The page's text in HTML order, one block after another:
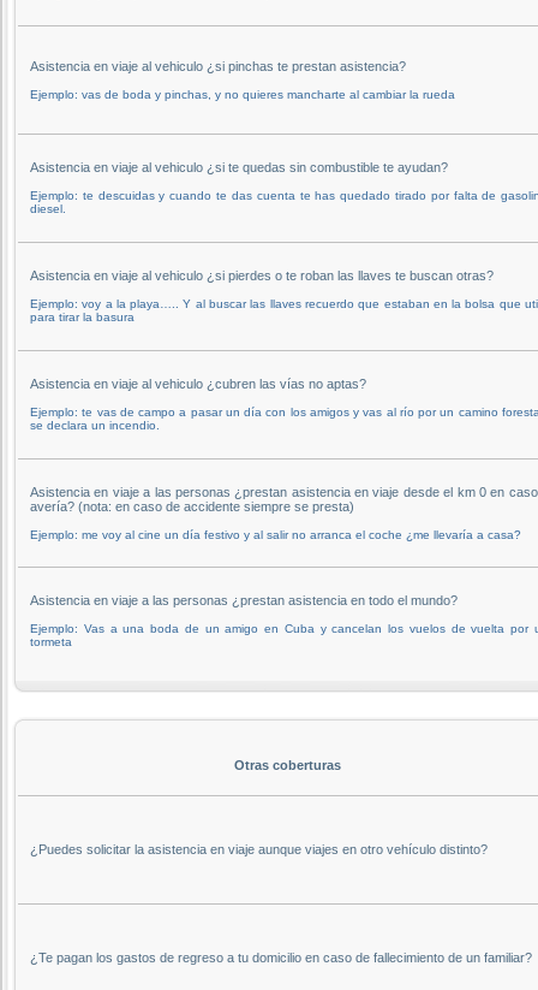
Asistencia en viaje al vehiculo ¿si pinchas te prestan asistencia?
Ejemplo: vas de boda y pinchas, y no quieres mancharte al cambiar la rueda
Asistencia en viaje al vehiculo ¿si te quedas sin combustible te ayudan?
Ejemplo: te descuidas y cuando te das cuenta te has quedado tirado por falta de
diesel.
Asistencia en viaje al vehiculo ¿si pierdes o te roban las llaves te buscan otras?
Ejemplo: voy a la playa….. Y al buscar las llaves recuerdo que estaban en la bolsa que
para tirar la basura
Asistencia en viaje al vehiculo ¿cubren las vías no aptas?
Ejemplo: te vas de campo a pasar un día con los amigos y vas al río por un camino
se declara un incendio.
Asistencia en viaje a las personas ¿prestan asistencia en viaje desde el km 0 en
avería? (nota: en caso de accidente siempre se presta)
Ejemplo: me voy al cine un día festivo y al salir no arranca el coche ¿me llevaría a casa?
Asistencia en viaje a las personas ¿prestan asistencia en todo el mundo?
Ejemplo: Vas a una boda de un amigo en Cuba y cancelan los vuelos de vuelta por
tormeta
Otras coberturas
¿Puedes solicitar la asistencia en viaje aunque viajes en otro vehículo distinto?
¿Te pagan los gastos de regreso a tu domicilio en caso de fallecimiento de un familiar?